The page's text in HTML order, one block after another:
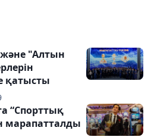
"Алтын
қатысты
“Спорттық
марапатталды